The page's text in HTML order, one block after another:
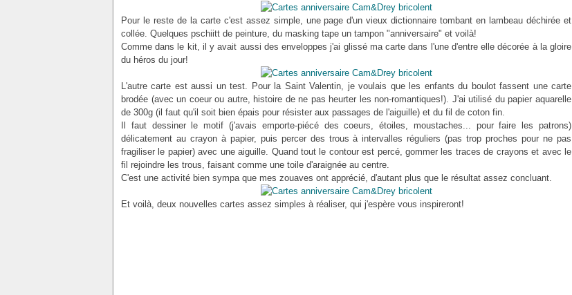
Pour le reste de la carte c'est assez simple, une page d'un vieux dictionnaire tombant en lambeau déchirée et
collée. Quelques pschiitt de peinture, du masking tape un tampon "anniversaire" et voilà!
Comme dans le kit, il y avait aussi des enveloppes j'ai glissé ma carte dans l'une d'entre elle décorée à la gloire
du héros du jour!
L'autre carte est aussi un test. Pour la Saint Valentin, je voulais que les enfants du boulot fassent une carte
brodée (avec un coeur ou autre, histoire de ne pas heurter les non-romantiques!). J'ai utilisé du papier aquarelle
de 300g (il faut qu'il soit bien épais pour résister aux passages de l'aiguille) et du fil de coton fin.
Il faut dessiner le motif (j'avais emporte-piécé des coeurs, étoiles, moustaches... pour faire les patrons)
délicatement au crayon à papier, puis percer des trous à intervalles réguliers (pas trop proches pour ne pas
fragiliser le papier) avec une aiguille. Quand tout le contour est percé, gommer les traces de crayons et avec le
fil rejoindre les trous, faisant comme une toile d'araignée au centre.
C'est une activité bien sympa que mes zouaves ont apprécié, d'autant plus que le résultat assez concluant.
Et voilà, deux nouvelles cartes assez simples à réaliser, qui j'espère vous inspireront!